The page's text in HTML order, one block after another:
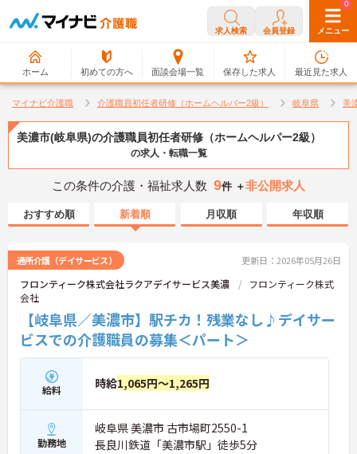
求人検索 会員登録 メニュー
ホーム 初めての方へ 面談会場一覧
0
保存した求人
0
最近見た求人
マイナビ介護職 介護職員初任者研修（ホームヘルパー2級） 岐阜県 美
美濃市(岐阜県)の介護職員初任者研修（ホームヘルパー2級）
の求人・転職一覧
この条件の介護・福祉求人数 9件 ＋非公開求人
おすすめ順 新着順 月収順 年収順
通所介護（デイサービス） 更新日：2026年05月26日
フロンティーク株式会社ラクアデイサービス美濃
フロンティーク株式
会社
【岐阜県／美濃市】駅チカ！残業なし♪デイサー
ビスでの介護職員の募集＜パート＞
給料 時給1,065円～1,265円
勤務地
岐阜県 美濃市 古市場町2550-1
長良川鉄道「美濃市駅」徒歩5分